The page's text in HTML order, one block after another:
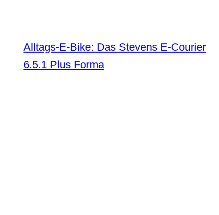
Alltags-E-Bike: Das Stevens E-Courier
6.5.1 Plus Forma